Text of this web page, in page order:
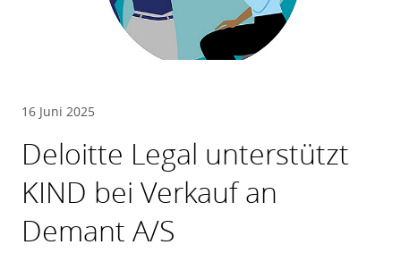
16 Juni 2025
Deloitte Legal unterstützt
KIND bei Verkauf an
Demant A/S